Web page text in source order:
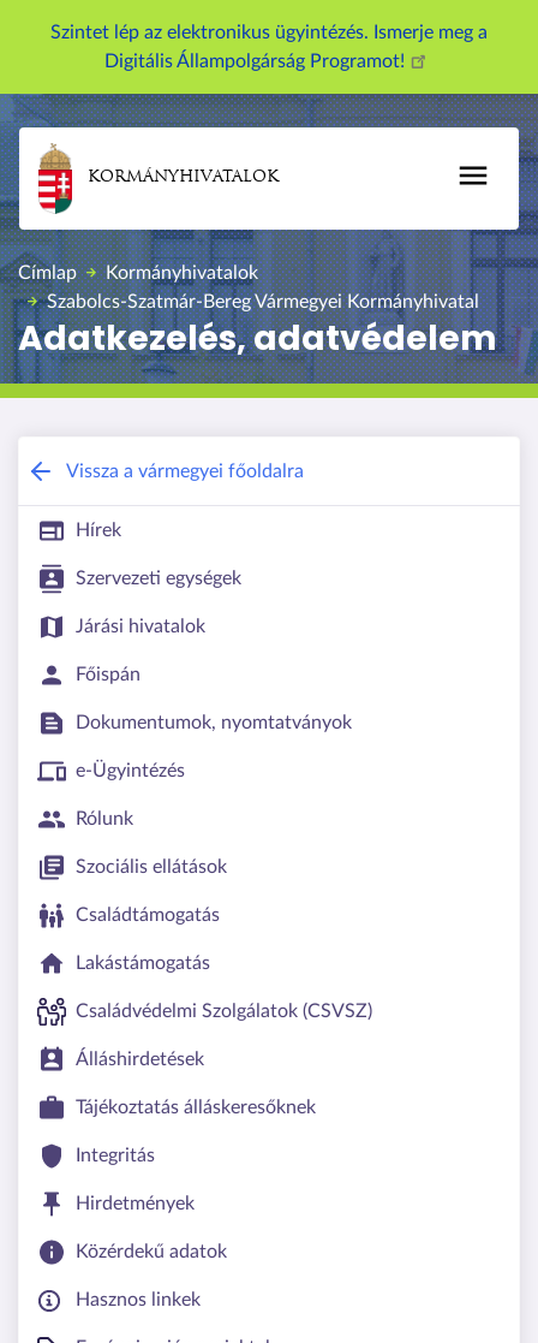
á
a
a
r
t
a
l
o
r
a
Szintet lép az elektronikus ügyintézés. Ismerje meg a
Digitális Állampolgárság Programot!
KORMÁNYHIVATALOK
Címlap
Kormányhivatalok
Szabolcs-Szatmár-Bereg Vármegyei Kormányhivatal
Adatkezelés, adatvédelem
Szabolcs-Szatmár-Bereg Vármegyei
Vissza a vármegyei főoldalra
Hírek
Szervezeti egységek
Járási hivatalok
Főispán
Dokumentumok, nyomtatványok
e-Ügyintézés
Rólunk
Szociális ellátások
Családtámogatás
Lakástámogatás
Családvédelmi Szolgálatok (CSVSZ)
Álláshirdetések
Tájékoztatás álláskeresőknek
Integritás
Hirdetmények
Közérdekű adatok
Hasznos linkek